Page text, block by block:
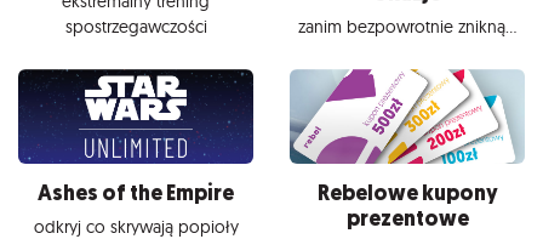
spostrzegawczości
zanim bezpowrotnie znikną...
Ashes of the Empire
odkryj co skrywają popioły
Rebelowe kupony
prezentowe